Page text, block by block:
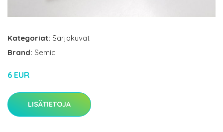
Kategoriat: Sarjakuvat
Brand: Semic
6 EUR
LISÄTIETOJA